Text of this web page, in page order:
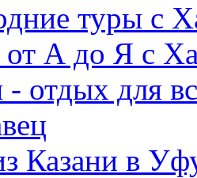
туры с
А до Я с
отдых для
Казани в